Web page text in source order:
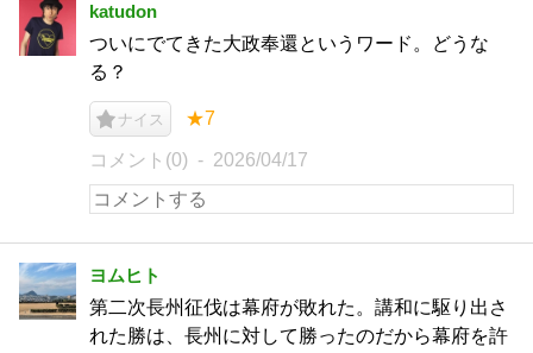
katudon
ついにでてきた大政奉還というワード。どうな
る？
ナイス ★7
コメント(0) 2026/04/17
ヨムヒト
第二次長州征伐は幕府が敗れた。講和に駆り出さ
れた勝は、長州に対して勝ったのだから幕府を許